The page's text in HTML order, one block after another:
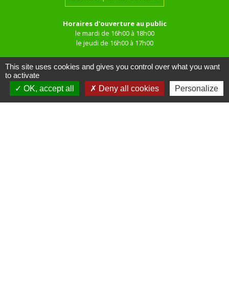
Horaires d'ouverture au public
le mardi de 16h00 à 18h00
le jeudi de 16h00 à 17h00
This site uses cookies and gives you control over what you want
to activate
OK, accept all
Deny all cookies Personalize